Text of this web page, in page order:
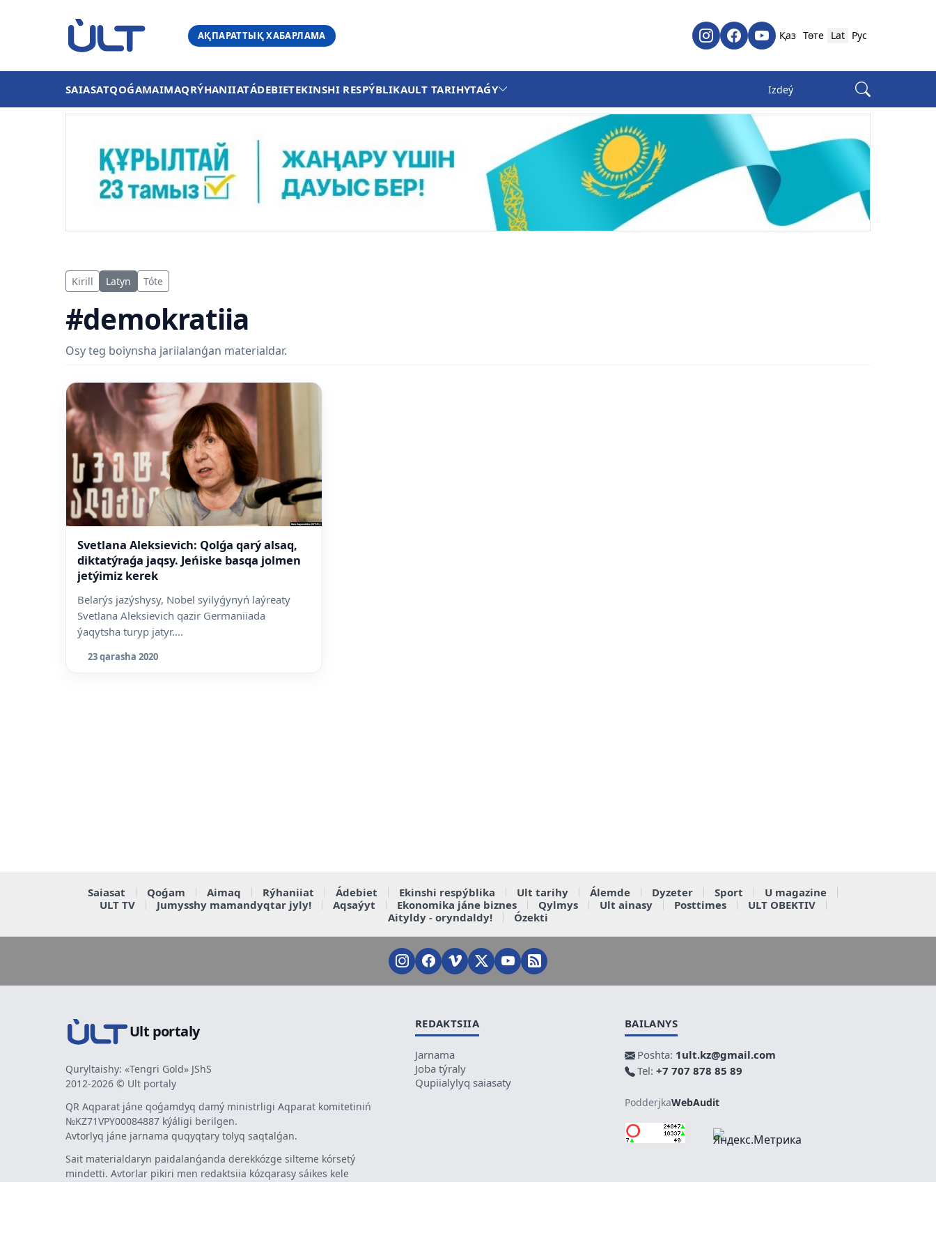
АҚПАРАТТЫҚ ХАБАРЛАМА Қаз Төте Lat Рус
SAIASATQOǴAMAIMAQRÝHANIIATÁDEBIETEKINSHI RESPÝBLIKAULT TARIHYTAǴY
Kirill Latyn Tóte
#demokratiia
Osy teg boiynsha jariialanǵan materialdar.
Svetlana Aleksievich: Qolǵa qarý alsaq,
diktatýraǵa jaqsy. Jeńiske basqa jolmen
jetýimiz kerek
Belarýs jazýshysy, Nobel syilyǵynyń laýreaty
Svetlana Aleksievich qazir Germaniiada
ýaqytsha turyp jatyr....
23 qarasha 2020
Saiasat Qoǵam Aimaq Rýhaniiat Ádebiet Ekinshi respýblika Ult tarihy Álemde Dyzeter Sport
U magazine
ULT TV
Jumysshy mamandyqtar jyly! Aqsaýyt Ekonomika jáne biznes Qylmys Ult ainasy Posttimes
ULT OBEKTIV
Aityldy - oryndaldy!
Ózekti
Ult portaly
Quryltaishy: «Tengri Gold» JShS
2012-2026 © Ult portaly
QR Aqparat jáne qoǵamdyq damý ministrligi Aqparat komitetiniń
№KZ71VPY00084887 kýáligi berilgen.
Avtorlyq jáne jarnama quqyqtary tolyq saqtalǵan.
Sait materialdaryn paidalanǵanda derekkózge silteme kórsetý
mindetti. Avtorlar pikiri men redaktsiia kózqarasy sáikes kele
REDAKTSIIA
Jarnama
Joba týraly
Qupiialylyq saiasaty
BAILANYS
Poshta: 1ult.kz@gmail.com
Tel: +7 707 878 85 89
PodderjkaWebAudit